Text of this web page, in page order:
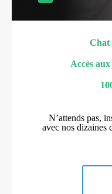
Chat
Accès
N’attends pas,
avec nos dizaines